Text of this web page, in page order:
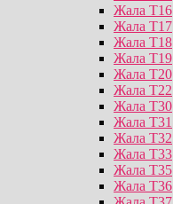
Жала T16
Жала T17
Жала T18
Жала T19
Жала T20
Жала T22
Жала T30
Жала T31
Жала T32
Жала T33
Жала T35
Жала T36